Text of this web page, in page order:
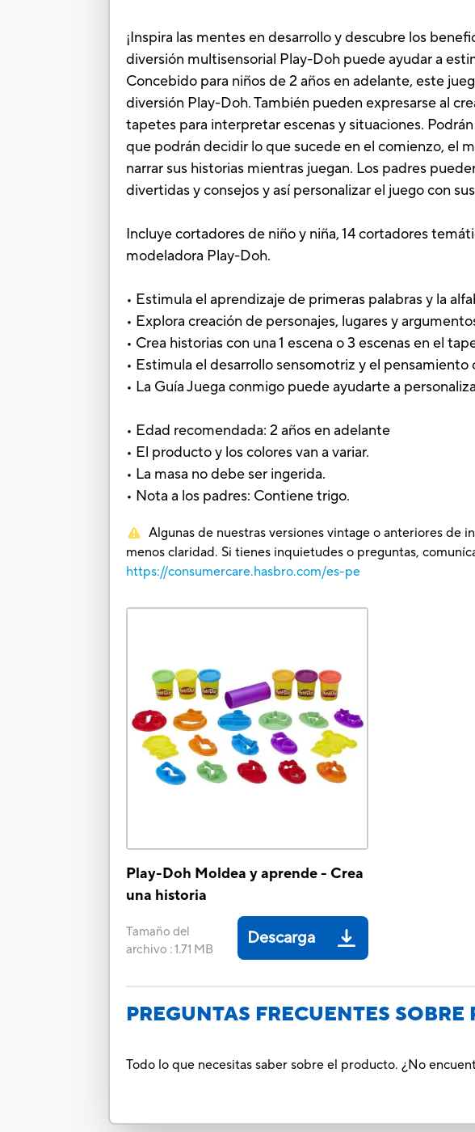
¡Inspira las mentes en desarrollo y descubre los
diversión multisensorial Play-Doh puede ayudar a
Concebido para niños de 2 años en adelante, este
diversión Play-Doh. También pueden expresarse al
tapetes para interpretar escenas y situaciones.
que podrán decidir lo que sucede en el comienzo, el
narrar sus historias mientras juegan. Los padres
divertidas y consejos y así personalizar el juego con
Incluye cortadores de niño y niña, 14 cortadores
modeladora Play-Doh.
• Estimula el aprendizaje de primeras palabras y la
• Explora creación de personajes, lugares y
• Crea historias con una 1 escena o 3 escenas en el
• Estimula el desarrollo sensomotriz y el
• La Guía Juega conmigo puede ayudarte a
• Edad recomendada: 2 años en adelante
• El producto y los colores van a variar.
• La masa no debe ser ingerida.
• Nota a los padres: Contiene trigo.
Algunas de nuestras versiones vintage o anteriores de
menos claridad. Si tienes inquietudes o preguntas,
https://consumercare.hasbro.com/es-pe
Play-Doh Moldea y aprende - Crea
una historia
Tamaño del
archivo :1.71 MB
Descarga
PREGUNTAS FRECUENTES SOBRE
Todo lo que necesitas saber sobre el producto. ¿No